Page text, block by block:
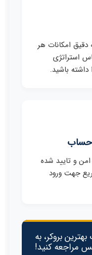
دقیق امکانات هر
استراتژی
داشته باشید.
حساب
و تایید شده
جهت ورود
بروکر، به
مراجعه کنید!